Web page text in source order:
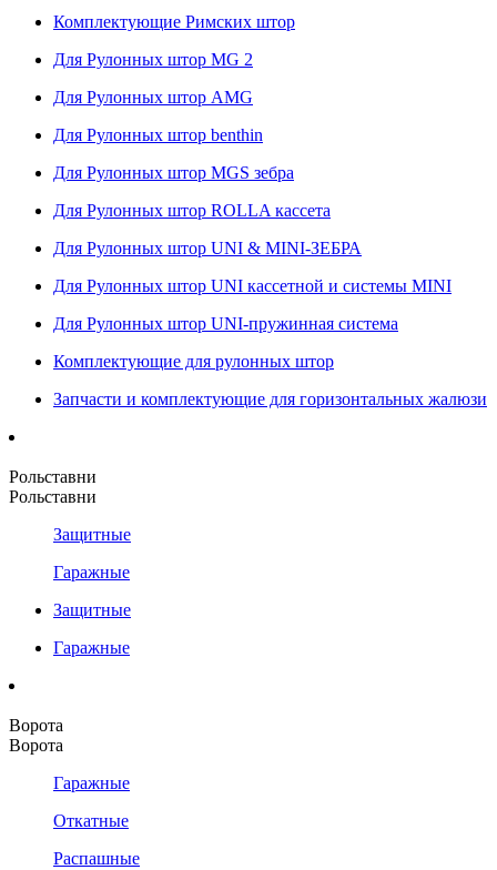
Комплектующие Римских штор
Для Рулонных штор MG 2
Для Рулонных штор AMG
Для Рулонных штор benthin
Для Рулонных штор MGS зебра
Для Рулонных штор ROLLA кассета
Для Рулонных штор UNI & MINI-ЗЕБРА
Для Рулонных штор UNI кассетной и системы MINI
Для Рулонных штор UNI-пружинная система
Комплектующие для рулонных штор
Запчасти и комплектующие для горизонтальных жалюзи
Рольставни
Рольставни
Защитные
Гаражные
Защитные
Гаражные
Ворота
Ворота
Гаражные
Откатные
Распашные